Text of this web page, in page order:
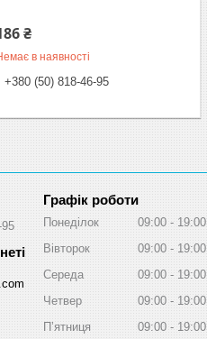
₴
в наявності
+380 (50) 818-46-95
Графік роботи
Понеділок 09:00
19:00
Вівторок
09:00
19:00
Середа
09:00
19:00
Четвер
09:00
19:00
Пʼятниця
09:00 19:00